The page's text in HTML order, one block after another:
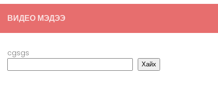
ВИДЕО МЭДЭЭ
cgsgs
Хайх